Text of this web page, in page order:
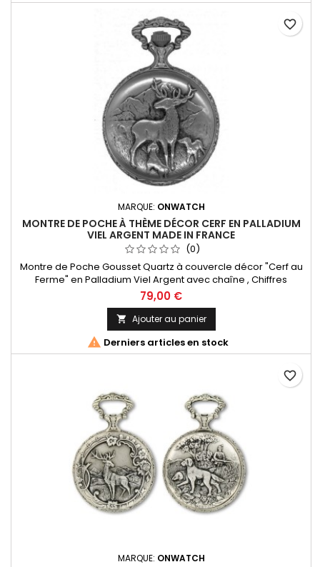
MARQUE: ONWATCH
MONTRE DE POCHE À THÈME DÉCOR CERF EN PALLADIUM
VIEL ARGENT MADE IN FRANCE
(0)
Montre de Poche Gousset Quartz à couvercle décor "Cerf au
Ferme" en Palladium Viel Argent avec chaîne , Chiffres
Arabes. Mouvement Ronda 515 Swiss Parts, 3 aiguilles et
dateur à 3h. Fabrication Française
79,00 €
 Ajouter au panier
 Derniers articles en stock
favorite_border
MARQUE: ONWATCH
favorite_border